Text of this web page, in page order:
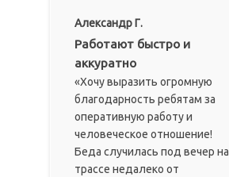
Александр Г.
Работают быстро и
аккуратно
«Хочу выразить огромную
благодарность ребятам за
оперативную работу и
человеческое отношение!
Беда случилась под вечер на
трассе недалеко от